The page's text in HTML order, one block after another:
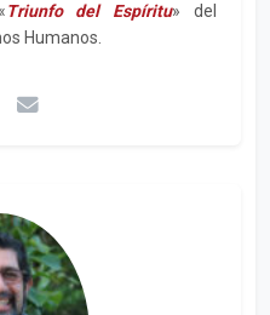
Triunfo del Espíritu» del
Humanos.